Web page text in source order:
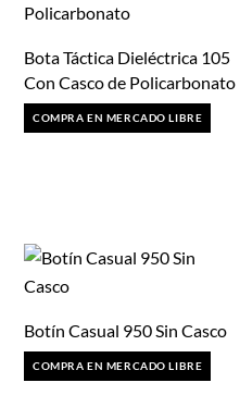
Bota Táctica Dieléctrica 105
Con Casco de Policarbonato
COMPRA EN MERCADO LIBRE
Botín Casual 950 Sin Casco
COMPRA EN MERCADO LIBRE